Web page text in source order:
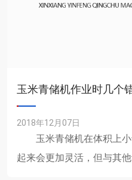
玉米青储机作业时几个
2018年12月07日
玉米青储机在体积上小
起来会更加灵活，但与其